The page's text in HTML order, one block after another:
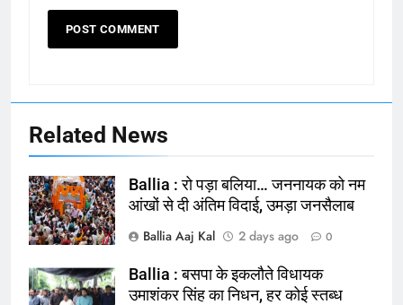
164
Related News
Ballia : रो पड़ा बलिया… जननायक को नम
आंखों से दी अंतिम विदाई, उमड़ा जनसैलाब
Ballia Aaj Kal
2 days ago 0
Ballia : बसपा के इकलौते विधायक
उमाशंकर सिंह का निधन, हर कोई स्तब्ध